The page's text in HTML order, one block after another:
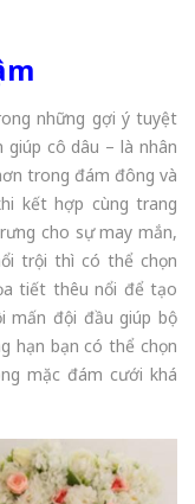
những gợi ý tuyệt
cô dâu – là nhân
trong đám đông và
kết hợp cùng trang
cho sự may mắn,
trội thì có thể chọn
tiết thêu nổi để tạo
mấn đội đầu giúp bộ
hạn bạn có thể chọn
mặc đám cưới khá